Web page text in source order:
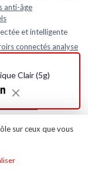
Clair (5g)
anti-âge
et intelligente
connectés analyse
de peau
beauté intelligents
mobile
sur ceux que vous